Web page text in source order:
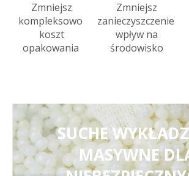
Zmniejsz
kompleksowo
koszt
opakowania
Zmniejsz
zanieczyszczenie
wpływ na
środowisko
SUCHE
MASYWNE